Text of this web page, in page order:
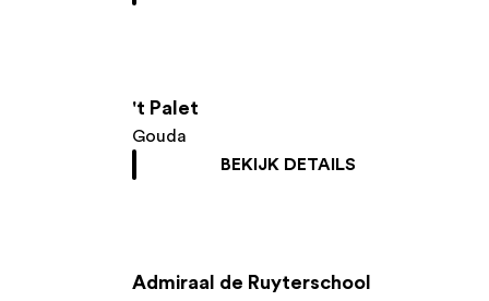
't Palet
Gouda
BEKIJK DETAILS
Admiraal de Ruyterschool